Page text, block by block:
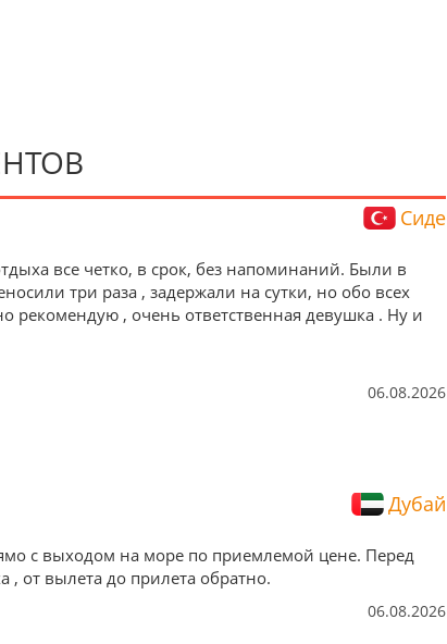
Сиде
все четко, в срок, без напоминаний. Были в
три раза , задержали на сутки, но обо всех
, очень ответственная девушка . Ну и
06.08.2026
Дубай
с выходом на море по приемлемой цене. Перед
от вылета до прилета обратно.
06.08.2026